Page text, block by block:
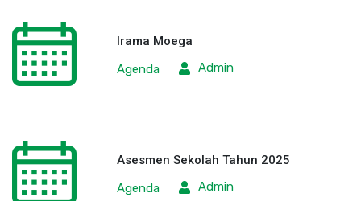
Irama Moega
Agenda
Admin
Asesmen Sekolah Tahun 2025
Agenda
Admin